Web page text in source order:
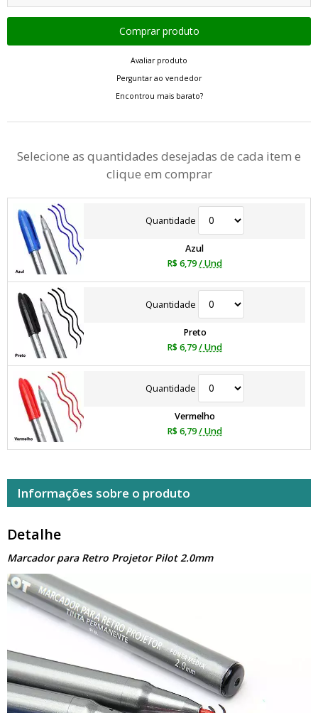
Avaliar produto
Perguntar ao vendedor
Encontrou mais barato?
Selecione as quantidades desejadas de cada item e
clique em comprar
Quantidade
Azul
R$ 6,79/ Und
Quantidade
Preto
R$ 6,79/ Und
Quantidade
Vermelho
R$ 6,79/ Und
Informações sobre o produto
Detalhe
Marcador para Retro Projetor Pilot 2.0mm